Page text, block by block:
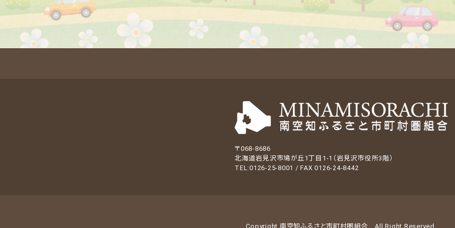
〒068-8686
北海道岩見沢市鳩が丘1丁目1-1（岩見沢市役所3階）
TEL:0126-25-8001 / FAX 0126-24-8442
Copyright 南空知ふるさと市町村圏組合All Right Reserved.